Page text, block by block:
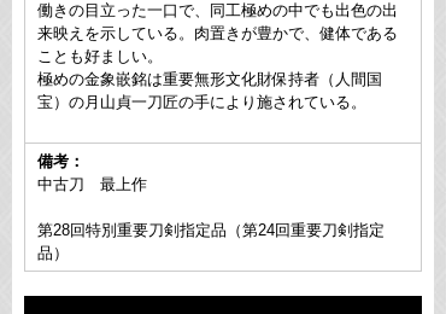
働きの目立った一口で、同工極めの中でも出色の出
来映えを示している。肉置きが豊かで、健体である
ことも好ましい。
極めの金象嵌銘は重要無形文化財保持者（人間国
宝）の月山貞一刀匠の手により施されている。
備考：
中古刀 最上作
第28回特別重要刀剣指定品（第24回重要刀剣指定
品）